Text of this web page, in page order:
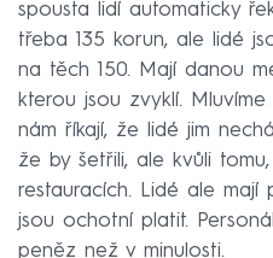
spousta lidí automaticky
třeba 135 korun, ale lidé
na těch 150. Mají danou
kterou jsou zvyklí.
nám říkají, že lidé jim
že by šetřili, ale kvůli
restauracích. Lidé ale mají
jsou ochotní platit.
peněz než v minulosti.